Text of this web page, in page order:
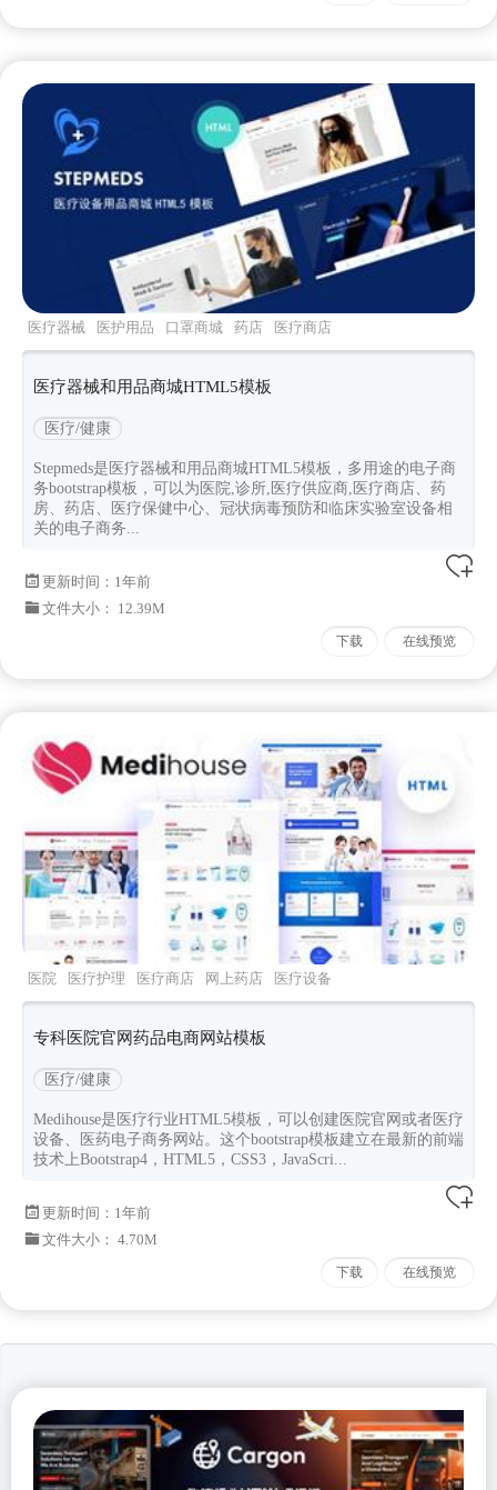
医疗器械 医护用品 口罩商城 药店 医疗商店
医疗器械和用品商城HTML5模板
医疗/健康
Stepmeds是医疗器械和用品商城HTML5模板，多用途的电子商
务bootstrap模板，可以为医院,诊所,医疗供应商,医疗商店、药
房、药店、医疗保健中心、冠状病毒预防和临床实验室设备相
关的电子商务...
更新时间： 1年前
文件大小： 12.39M
下载 在线预览
医院 医疗护理 医疗商店 网上药店 医疗设备
专科医院官网药品电商网站模板
医疗/健康
Medihouse是医疗行业HTML5模板，可以创建医院官网或者医疗
设备、医药电子商务网站。这个bootstrap模板建立在最新的前端
技术上Bootstrap4，HTML5，CSS3，JavaScri...
更新时间： 1年前
文件大小： 4.70M
下载 在线预览